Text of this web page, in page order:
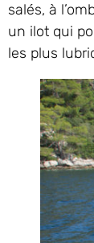
salés, à
un ilot qui
les plus